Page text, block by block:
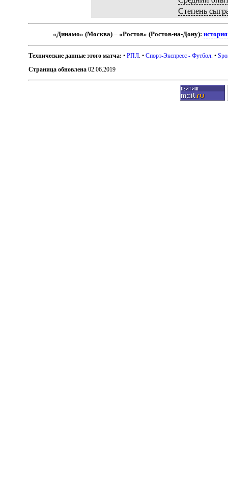
Степень
«Динамо» (Москва) – «Ростов» (Ростов-на-Дону):
Технические данные этого матча: •РПЛ . •Спорт-Экспресс - Футбол . •
Страница обновлена 02.06.2019